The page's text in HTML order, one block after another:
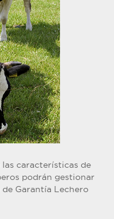
características de
podrán gestionar
Garantía Lechero